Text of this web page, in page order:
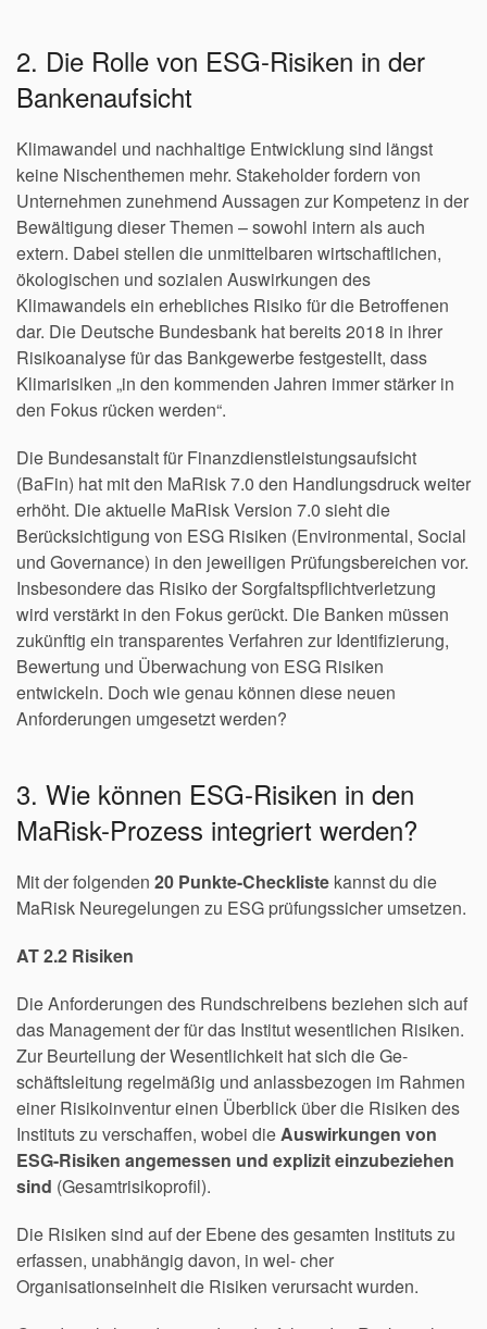
2. Die Rolle von ESG-Risiken in der
Bankenaufsicht
Klimawandel und nachhaltige Entwicklung sind längst
keine Nischenthemen mehr. Stakeholder fordern von
Unternehmen zunehmend Aussagen zur Kompetenz in der
Bewältigung dieser Themen – sowohl intern als auch
extern. Dabei stellen die unmittelbaren wirtschaftlichen,
ökologischen und sozialen Auswirkungen des
Klimawandels ein erhebliches Risiko für die Betroffenen
dar. Die Deutsche Bundesbank hat bereits 2018 in ihrer
Risikoanalyse für das Bankgewerbe festgestellt, dass
Klimarisiken „in den kommenden Jahren immer stärker in
den Fokus rücken werden“.
Die Bundesanstalt für Finanzdienstleistungsaufsicht
(BaFin) hat mit den MaRisk 7.0 den Handlungsdruck weiter
erhöht. Die aktuelle MaRisk Version 7.0 sieht die
Berücksichtigung von ESG Risiken (Environmental, Social
und Governance) in den jeweiligen Prüfungsbereichen vor.
Insbesondere das Risiko der Sorgfaltspflichtverletzung
wird verstärkt in den Fokus gerückt. Die Banken müssen
zukünftig ein transparentes Verfahren zur Identifizierung,
Bewertung und Überwachung von ESG Risiken
entwickeln. Doch wie genau können diese neuen
Anforderungen umgesetzt werden?
3. Wie können ESG-Risiken in den
MaRisk-Prozess integriert werden?
Mit der folgenden 20 Punkte-Checkliste kannst du die
MaRisk Neuregelungen zu ESG prüfungssicher umsetzen.
AT 2.2 Risiken
Die Anforderungen des Rundschreibens beziehen sich auf
das Management der für das Institut wesentlichen Risiken.
Zur Beurteilung der Wesentlichkeit hat sich die Ge-
schäftsleitung regelmäßig und anlassbezogen im Rahmen
einer Risikoinventur einen Überblick über die Risiken des
Instituts zu verschaffen, wobei dieAuswirkungen von
ESG-Risiken angemessen und explizit einzubeziehen
sind (Gesamtrisikoprofil).
Die Risiken sind auf der Ebene des gesamten Instituts zu
erfassen, unabhängig davon, in wel- cher
Organisationseinheit die Risiken verursacht wurden.